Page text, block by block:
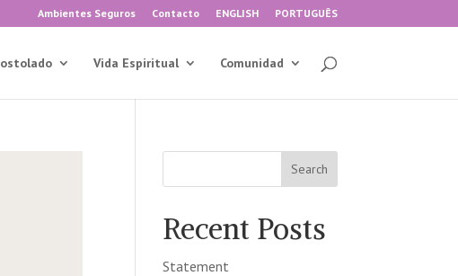
Ambientes Seguros Contacto ENGLISH PORTUGUÊS
Vida Espiritual Comunidad
Search
Recent Posts
Statement